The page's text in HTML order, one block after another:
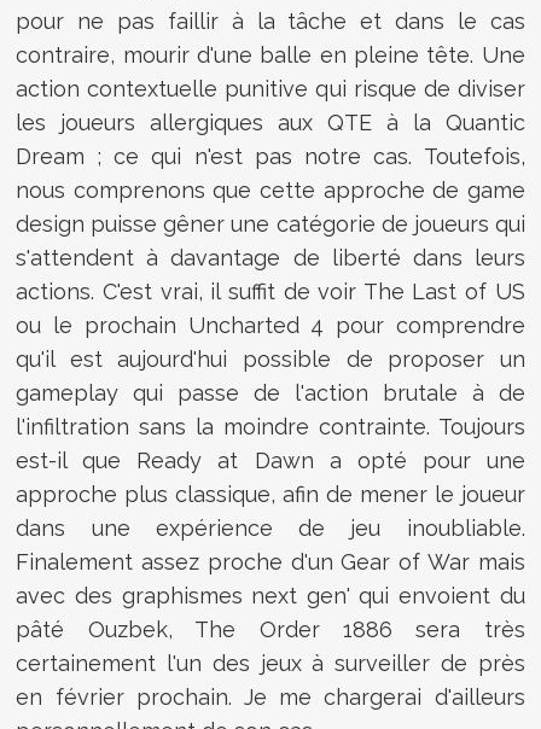
pour ne pas faillir à la tâche et dans le cas
contraire, mourir d'une balle en pleine tête. Une
action contextuelle punitive qui risque de diviser
les joueurs allergiques aux QTE à la Quantic
Dream ; ce qui n'est pas notre cas. Toutefois,
nous comprenons que cette approche de game
design puisse gêner une catégorie de joueurs qui
s'attendent à davantage de liberté dans leurs
actions. C'est vrai, il suffit de voir The Last of US
ou le prochain Uncharted 4 pour comprendre
qu'il est aujourd'hui possible de proposer un
gameplay qui passe de l'action brutale à de
l'infiltration sans la moindre contrainte. Toujours
est-il que Ready at Dawn a opté pour une
approche plus classique, afin de mener le joueur
dans une expérience de jeu inoubliable.
Finalement assez proche d'un Gear of War mais
avec des graphismes next gen' qui envoient du
pâté Ouzbek, The Order 1886 sera très
certainement l'un des jeux à surveiller de près
en février prochain. Je me chargerai d'ailleurs